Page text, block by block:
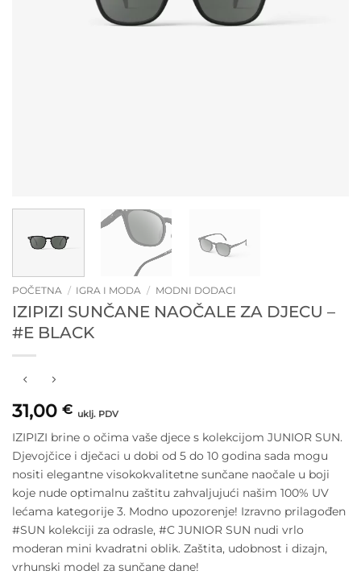
POČETNA / IGRA I MODA / MODNI DODACI
IZIPIZI SUNČANE NAOČALE ZA DJECU –
#E BLACK
31,00 € uklj. PDV
IZIPIZI brine o očima vaše djece s kolekcijom JUNIOR SUN.
Djevojčice i dječaci u dobi od 5 do 10 godina sada mogu
nositi elegantne visokokvalitetne sunčane naočale u boji
koje nude optimalnu zaštitu zahvaljujući našim 100% UV
lećama kategorije 3. Modno upozorenje! Izravno prilagođen
#SUN kolekciji za odrasle, #C JUNIOR SUN nudi vrlo
moderan mini kvadratni oblik. Zaštita, udobnost i dizajn,
vrhunski model za sunčane dane!